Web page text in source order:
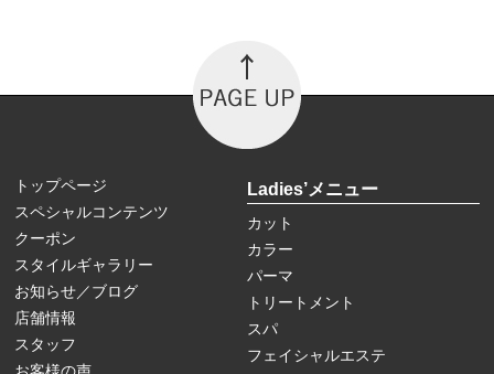
トップページ
スペシャルコンテンツ
クーポン
スタイルギャラリー
お知らせ／ブログ
店舗情報
スタッフ
Ladies’メニュー
カット
カラー
パーマ
トリートメント
スパ
フェイシャルエステ